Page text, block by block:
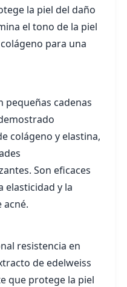
la piel del daño
el tono de la piel
para una
pequeñas cadenas
colágeno y elastina,
Son eficaces
elasticidad y la
acné.
resistencia en
de edelweiss
que protege la piel